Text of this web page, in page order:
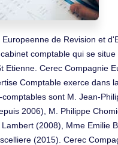
de Revision et
comptable qui se situe
Etienne. Cerec Compagnie
Comptable exerce dans
sont M. Jean-
2006), M. Philippe
(2008), Mme Emilie
(2015). Cerec